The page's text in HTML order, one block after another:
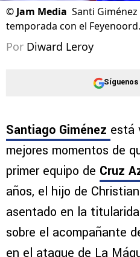
temporada con el Feyenoord.
Santiago Giménezestá
mejores momentos de
primer equipo deCruz
años, el hijo de Christian